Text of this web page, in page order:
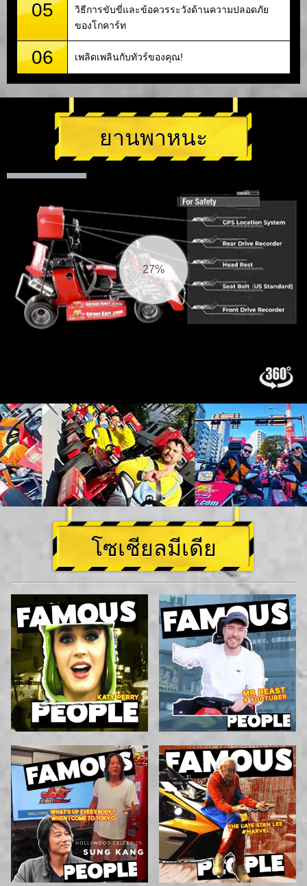
05
วิธีการขับขี่และข้อควรระวังด้านความปลอดภัย
ของโกคาร์ท
06 เพลิดเพลินกับทัวร์ของคุณ!
ยานพาหนะ
28%
โซเชียลมีเดีย